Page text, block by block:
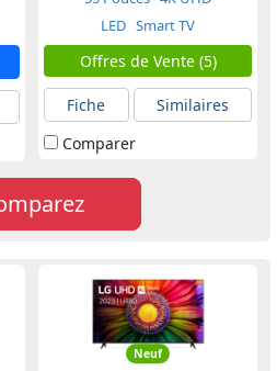
LED Smart TV
Offres de Vente (5)
Fiche
Similaires
Comparer
Neuf